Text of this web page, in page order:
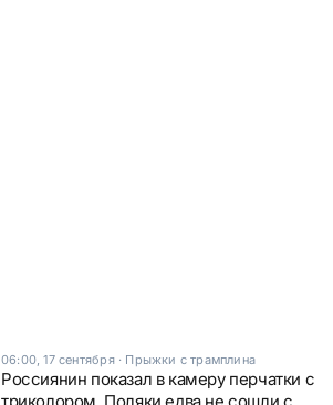
06:00, 17 сентября· Прыжки с трамплина
Россиянин показал в камеру перчатки с